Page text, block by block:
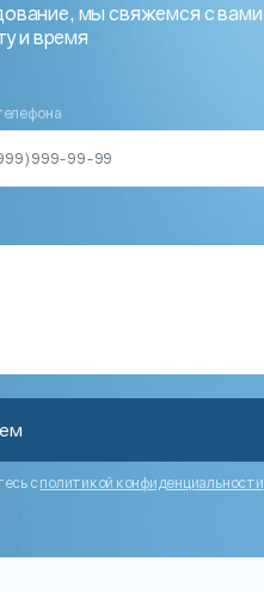
мы свяжемся с вами
и время
сполитикой конфиденциальности